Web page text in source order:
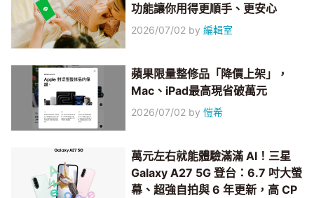
功能讓你用得更順手、更安心
2026/07/02 by編輯室
蘋果限量整修品「降價上架」，
Mac、iPad最高現省破萬元
2026/07/02 by愷希
萬元左右就能體驗滿滿 AI！三星
Galaxy A27 5G 登台：6.7 吋大螢
幕、超強自拍與 6 年更新，高 CP